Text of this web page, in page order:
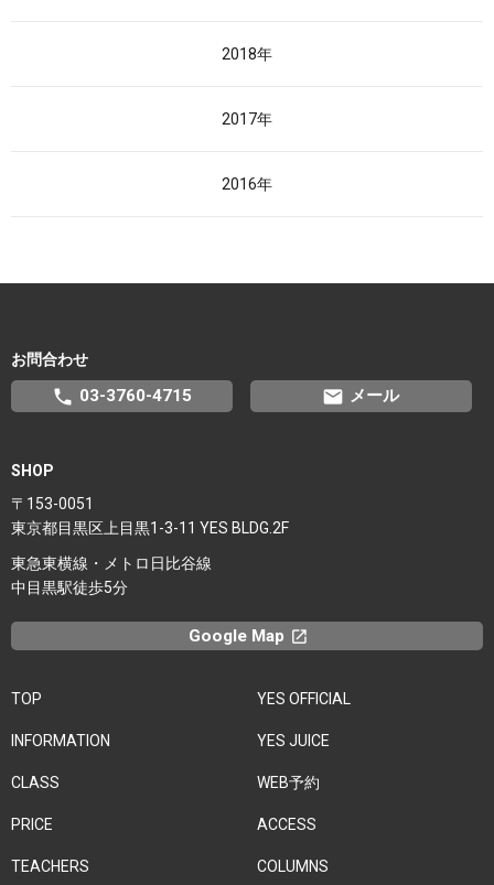
2018年
2017年
2016年
TOP
INFORMATION
CLASS
PRICE
TEACHERS
YES OFFICIAL
YES JUICE
WEB予約
ACCESS
COLUMNS
お問合わせ
phone 03-3760-4715 email メール
SHOP
〒153-0051
東京都目黒区上目黒1-3-11 YES BLDG.2F
東急東横線・メトロ日比谷線
中目黒駅徒歩5分
Google Map launchx